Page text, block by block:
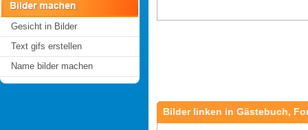
Gesicht in Bilder
Text gifs erstellen
Name bilder machen
Bilder linken in Gästebuch,